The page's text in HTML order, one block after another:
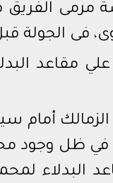
الفريق
فى الجولة
علي مقاعد
أمام
في ظل وجود
البدلاء